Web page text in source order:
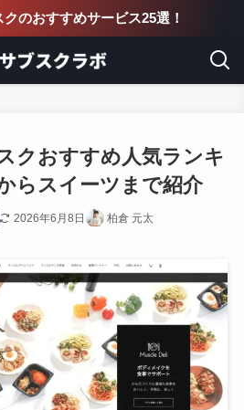
クのおすすめサービス25選！
クおすすめ人気ランキ
らスイーツまで紹介
2026年6月8日 柏倉 元太